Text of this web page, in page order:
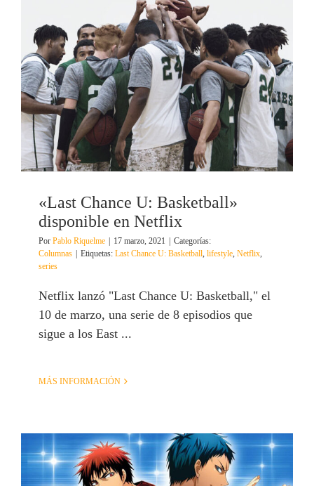
«Last Chance U: Basketball»
disponible en Netflix
Por Pablo Riquelme | 17 marzo, 2021 | Categorías:
Columnas | Etiquetas: Last Chance U: Basketball lifestyle Netflix
series
Netflix lanzó "Last Chance U: Basketball," el
10 de marzo, una serie de 8 episodios que
sigue a los East ...
MÁS INFORMACIÓN